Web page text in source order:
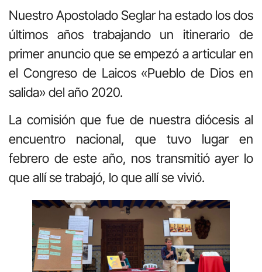
Nuestro Apostolado Seglar ha estado los dos
últimos años trabajando un itinerario de
primer anuncio que se empezó a articular en
el Congreso de Laicos «Pueblo de Dios en
salida» del año 2020.
La comisión que fue de nuestra diócesis al
encuentro nacional, que tuvo lugar en
febrero de este año, nos transmitió ayer lo
que allí se trabajó, lo que allí se vivió.